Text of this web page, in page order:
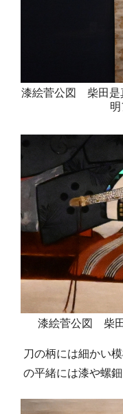
漆絵菅公図 柴田是
漆絵菅公図 柴田
刀の柄には細かい
の平緒には漆や螺